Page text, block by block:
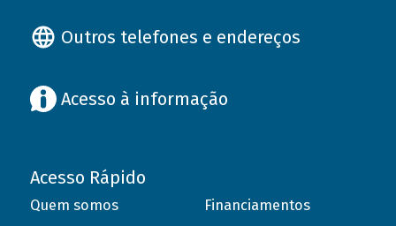
Outros telefones e endereços
Acesso à informação
Acesso Rápido
Quem somos
Financiamentos